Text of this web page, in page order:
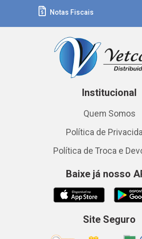
Notas Fiscais
Institucional
Quem Somos
Política de
Política de Troca e
Baixe já nosso
Site Seguro